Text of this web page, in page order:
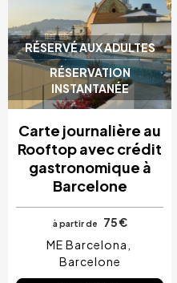
RÉSERVÉ AUX ADULTES
RÉSERVATION
INSTANTANÉE
Carte journalière au
Rooftop avec crédit
gastronomique à
Barcelone
à partir de
75 €
ME Barcelona
Barcelone